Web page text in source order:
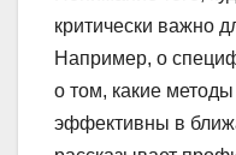
критически важно
Например, о
о том, какие
эффективны в